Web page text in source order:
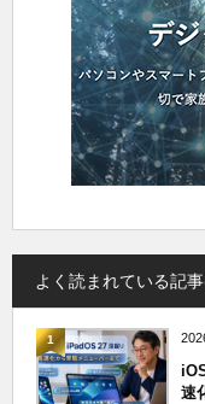
よく読まれている記
1
速